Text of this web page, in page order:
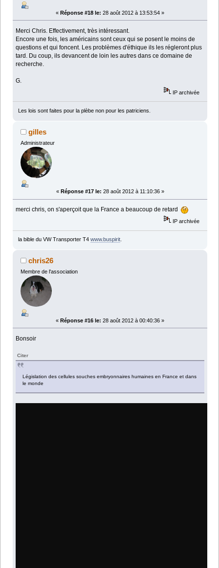
« Réponse #18 le: 28 août 2012 à 13:53:54 »
Merci Chris. Effectivement, très intéressant.
Encore une fois, les américains sont ceux qui se posent le moins de
questions et qui foncent. Les problèmes d'éthique ils les régleront plus
tard. Du coup, ils devancent de loin les autres dans ce domaine de
recherche.
G.
IP archivée
Les lois sont faites pour la plèbe non pour les patriciens.
gilles
Administrateur
« Réponse #17 le: 28 août 2012 à 11:10:36 »
merci chris, on s'aperçoit que la France a beaucoup de retard
IP archivée
la bible du VW Transporter T4 www.buspirit.
chris26
Membre de l'association
« Réponse #16 le: 28 août 2012 à 00:40:36 »
Bonsoir
Citer
Législation des cellules souches embryonnaires humaines en France et dans
le monde